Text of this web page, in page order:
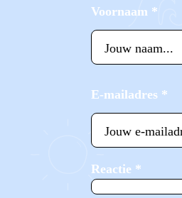
Voornaam *
E-mailadres *
Reactie *